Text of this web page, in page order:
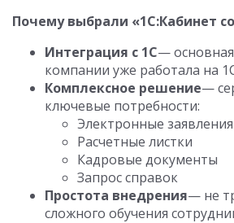
Почему выбрали «1С:Кабинет
Интеграция с 1С— основная
компании уже работала на
Комплексное решение—
ключевые потребности:
Электронные заявления
Расчетные листки
Кадровые документы
Запрос справок
Простота внедрения— не
сложного обучения